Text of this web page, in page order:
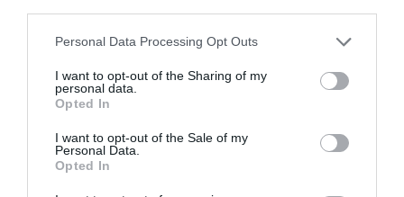
Personal Data Processing Opt Outs
I want to opt-out of the Sharing of my
personal data.
Opted In
I want to opt-out of the Sale of my
Personal Data.
Opted In